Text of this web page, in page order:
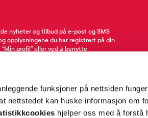
funksjoner på nettsiden
nettstedet kan huske informasjon om
hjelper oss med å forstå
nyheter og tilbud på e-post og SMS
opplysningene du har registrert på din
profil” eller ved å benytte
Meld meg på